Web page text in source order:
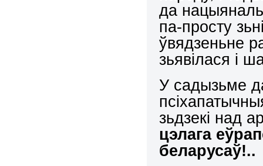
да
па-просту
ўвядзеньне
зьявілася і
У садызьме
зьдзекі над
цэлага
беларусаў!..